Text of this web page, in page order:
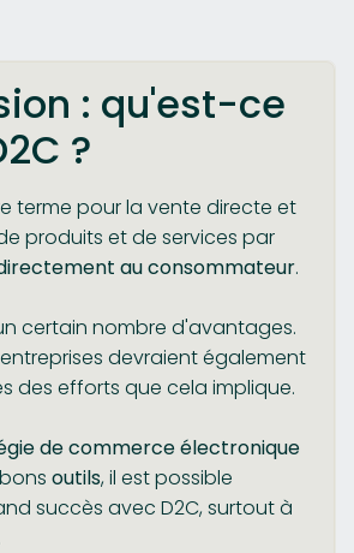
: qu'est-ce
?
terme pour la vente directe et
produits et de services par
au consommateur.
certain nombre d'avantages.
devraient également
des efforts que cela implique.
de commerce électronique
outils, il est possible
succès avec D2C, surtout à